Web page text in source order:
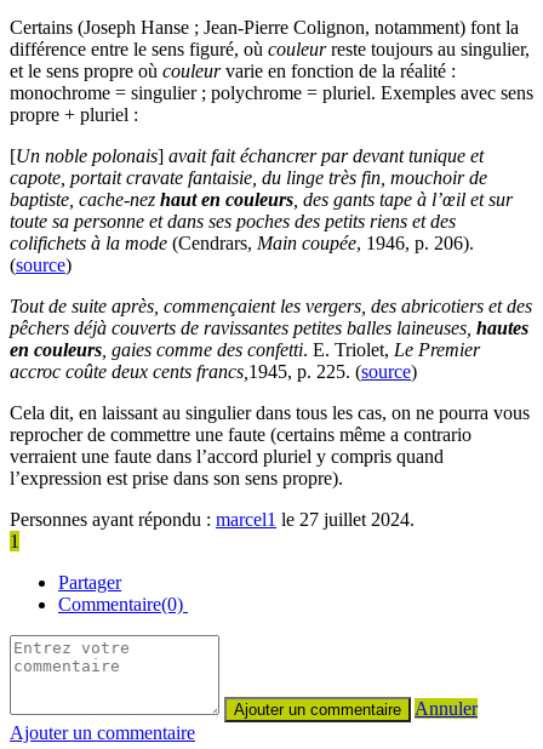
Certains (Joseph Hanse ; Jean-Pierre Colignon, notamment) font la
différence entre le sens figuré, où couleurreste toujours au singulier,
et le sens propre où couleurvarie en fonction de la réalité :
monochrome = singulier ; polychrome = pluriel. Exemples avec sens
propre + pluriel :
[Un noble polonais] avait fait échancrer par devant tunique et
capote, portait cravate fantaisie, du linge très fin, mouchoir de
baptiste, cache-nez haut en couleurs , des gants tape à l’œil et sur
toute sa personne et dans ses poches des petits riens et des
colifichets à la mode (Cendrars, Main coupée, 1946, p. 206).
(source)
Tout de suite après, commençaient les vergers, des abricotiers et des
pêchers déjà couverts de ravissantes petites balles laineuses, hautes
en couleurs , gaies comme des confetti. E. Triolet, Le Premier
accroc coûte deux cents francs, 1945, p. 225. (source)
Cela dit, en laissant au singulier dans tous les cas, on ne pourra vous
reprocher de commettre une faute (certains même a contrario
verraient une faute dans l’accord pluriel y compris quand
l’expression est prise dans son sens propre).
Personnes ayant répondu : marcel1 le 27 juillet 2024.
1
Partager
Commentaire(0)
Annuler
Ajouter un commentaire